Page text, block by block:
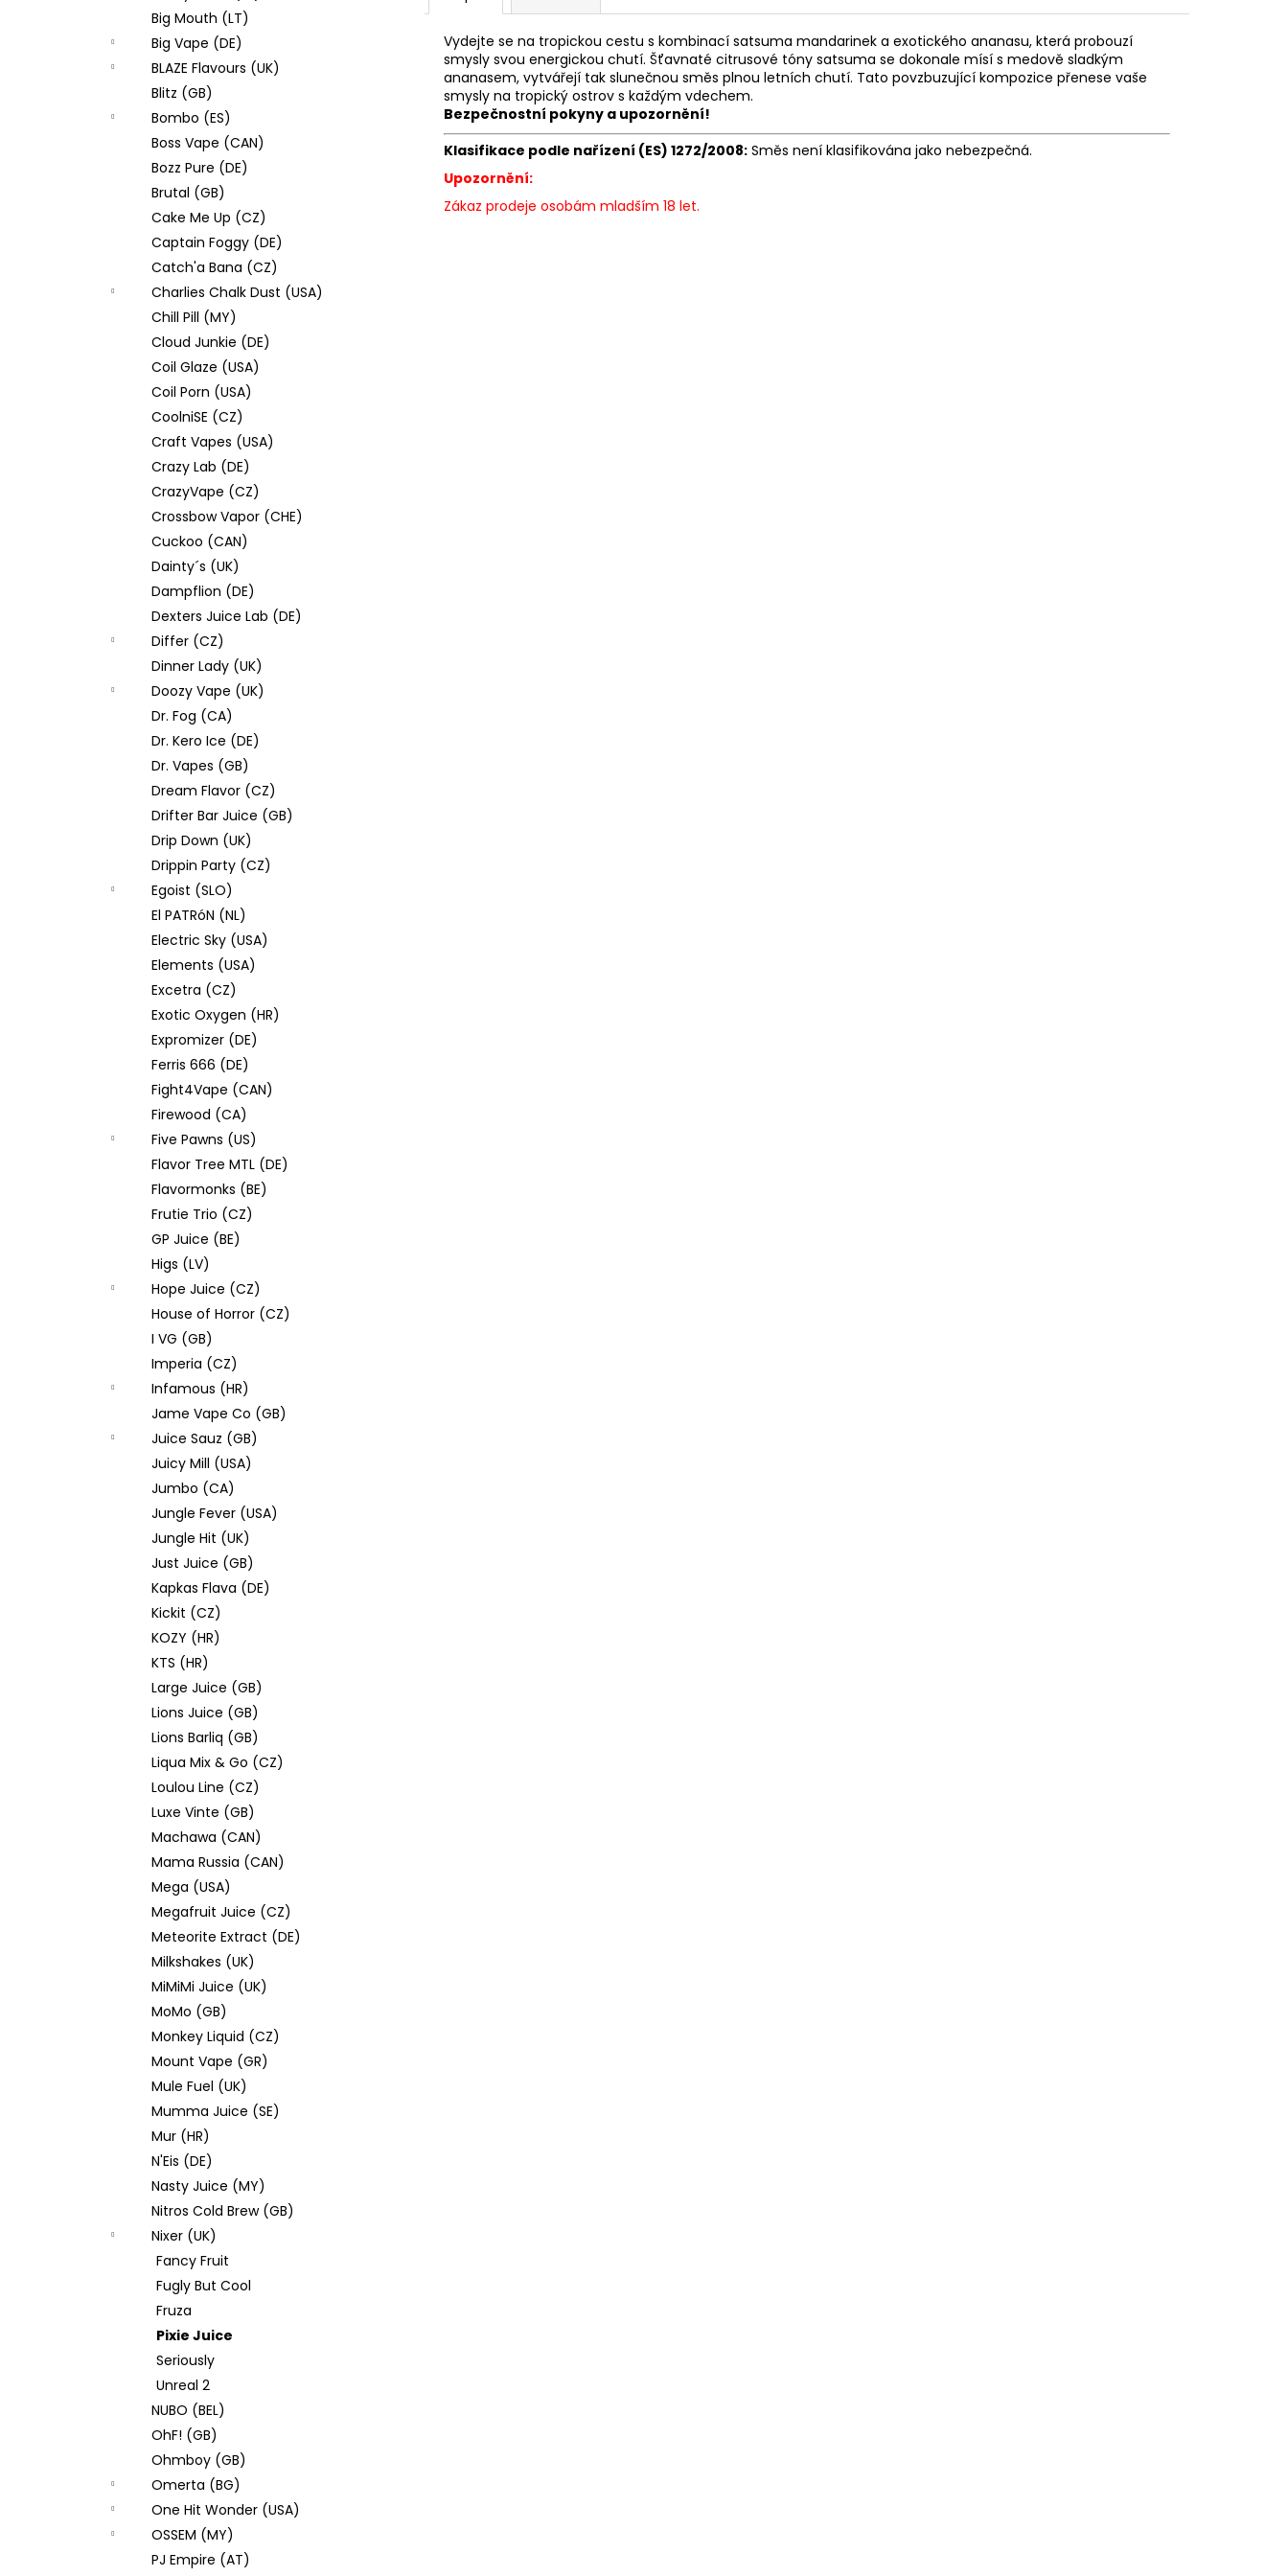
Big Mouth (LT)
Big Vape (DE)
BLAZE Flavours (UK)
Blitz (GB)
Bombo (ES)
Boss Vape (CAN)
Bozz Pure (DE)
Brutal (GB)
Cake Me Up (CZ)
Captain Foggy (DE)
Catch'a Bana (CZ)
Charlies Chalk Dust (USA)
Chill Pill (MY)
Cloud Junkie (DE)
Coil Glaze (USA)
Coil Porn (USA)
CoolniSE (CZ)
Craft Vapes (USA)
Crazy Lab (DE)
CrazyVape (CZ)
Crossbow Vapor (CHE)
Cuckoo (CAN)
Dainty´s (UK)
Dampflion (DE)
Dexters Juice Lab (DE)
Differ (CZ)
Dinner Lady (UK)
Doozy Vape (UK)
Dr. Fog (CA)
Dr. Kero Ice (DE)
Dr. Vapes (GB)
Dream Flavor (CZ)
Drifter Bar Juice (GB)
Drip Down (UK)
Drippin Party (CZ)
Egoist (SLO)
El PATRóN (NL)
Electric Sky (USA)
Elements (USA)
Excetra (CZ)
Exotic Oxygen (HR)
Expromizer (DE)
Ferris 666 (DE)
Fight4Vape (CAN)
Firewood (CA)
Five Pawns (US)
Flavor Tree MTL (DE)
Flavormonks (BE)
Frutie Trio (CZ)
GP Juice (BE)
Higs (LV)
Hope Juice (CZ)
House of Horror (CZ)
I VG (GB)
Imperia (CZ)
Infamous (HR)
Jame Vape Co (GB)
Juice Sauz (GB)
Juicy Mill (USA)
Jumbo (CA)
Jungle Fever (USA)
Jungle Hit (UK)
Just Juice (GB)
Kapkas Flava (DE)
Kickit (CZ)
KOZY (HR)
KTS (HR)
Large Juice (GB)
Lions Juice (GB)
Lions Barliq (GB)
Liqua Mix & Go (CZ)
Loulou Line (CZ)
Luxe Vinte (GB)
Machawa (CAN)
Mama Russia (CAN)
Mega (USA)
Megafruit Juice (CZ)
Meteorite Extract (DE)
Milkshakes (UK)
MiMiMi Juice (UK)
MoMo (GB)
Monkey Liquid (CZ)
Mount Vape (GR)
Mule Fuel (UK)
Mumma Juice (SE)
Mur (HR)
N'Eis (DE)
Nasty Juice (MY)
Nitros Cold Brew (GB)
Nixer (UK)
Fancy Fruit
Fugly But Cool
Fruza
Pixie Juice
Seriously
Unreal 2
NUBO (BEL)
OhF! (GB)
Ohmboy (GB)
Omerta (BG)
One Hit Wonder (USA)
OSSEM (MY)
PJ Empire (AT)
Vydejte se na tropickou cestu s kombinací satsuma mandarinek a exotického ananasu, která probouzí
smysly svou energickou chutí. Šťavnaté citrusové tóny satsuma se dokonale mísí s medově sladkým
ananasem, vytvářejí tak slunečnou směs plnou letních chutí. Tato povzbuzující kompozice přenese vaše
smysly na tropický ostrov s každým vdechem.
Bezpečnostní pokyny a upozornění!
Klasifikace podle nařízení (ES) 1272/2008: Směs není klasifikována jako nebezpečná.
Upozornění:
Zákaz prodeje osobám mladším 18 let.